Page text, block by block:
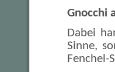
Gnocchi
Dabei
Sinne,
Fenchel-